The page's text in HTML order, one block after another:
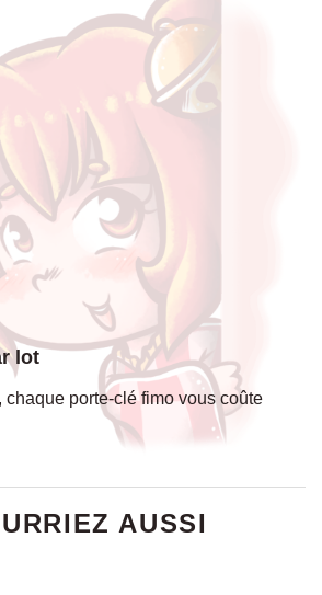
lot
chaque porte-clé fimo vous coûte
AUSSI